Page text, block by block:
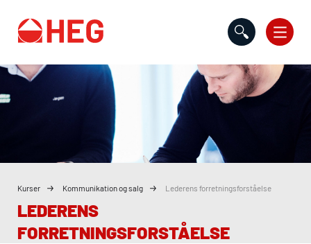
Kurser Kommunikation og salg Lederens forretningsforståelse
LEDERENS
FORRETNINGSFORSTÅELSE